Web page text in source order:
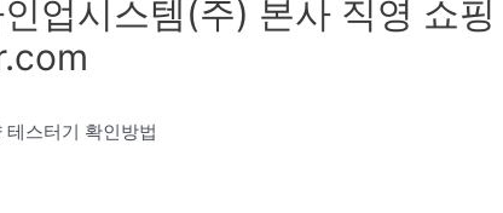
업시스템(주) 본사 직영 쇼핑
스터기 확인방법